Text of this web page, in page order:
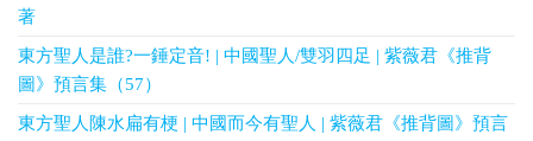
著
東方聖人是誰?一錘定音! | 中國聖人/雙羽四足 | 紫薇君《推背
圖》預言集（57）
東方聖人陳水扁有梗 | 中國而今有聖人 | 紫薇君《推背圖》預言